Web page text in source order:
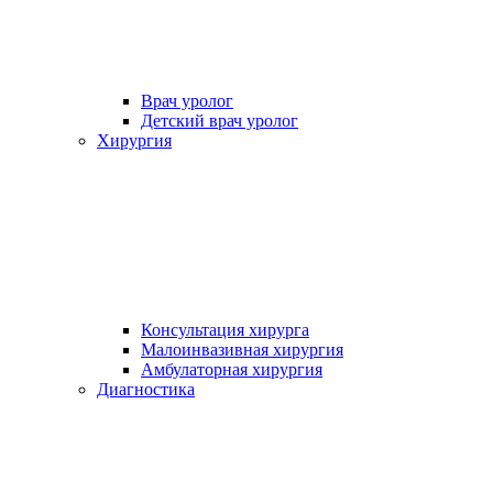
Врач уролог
Детский врач уролог
Хирургия
Консультация хирурга
Малоинвазивная хирургия
Амбулаторная хирургия
Диагностика